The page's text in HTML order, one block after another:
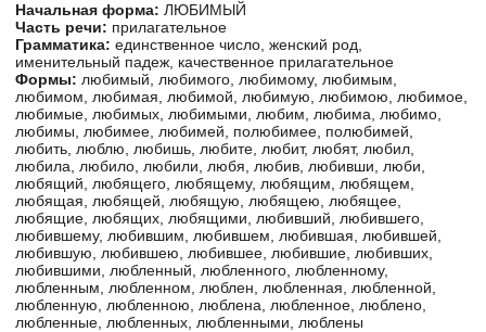
Начальная форма: ЛЮБИМЫЙ
Часть речи: прилагательное
Грамматика: единственное число, женский род,
именительный падеж, качественное прилагательное
Формы: любимый, любимого, любимому, любимым,
любимом, любимая, любимой, любимую, любимою, любимое,
любимые, любимых, любимыми, любим, любима, любимо,
любимы, любимее, любимей, полюбимее, полюбимей,
любить, люблю, любишь, любите, любит, любят, любил,
любила, любило, любили, любя, любив, любивши, люби,
любящий, любящего, любящему, любящим, любящем,
любящая, любящей, любящую, любящею, любящее,
любящие, любящих, любящими, любивший, любившего,
любившему, любившим, любившем, любившая, любившей,
любившую, любившею, любившее, любившие, любивших,
любившими, любленный, любленного, любленному,
любленным, любленном, люблен, любленная, любленной,
любленную, любленною, люблена, любленное, люблено,
любленные, любленных, любленными, люблены